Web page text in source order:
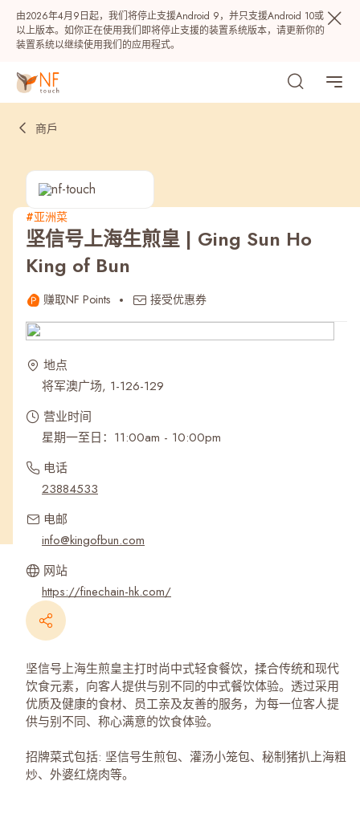
由2026年4月9日起，我们将停止支援Android 9，并只支援Android 10或
以上版本。如你正在使用我们即将停止支援的装置系统版本，请更新你的
装置系统以继续使用我们的应用程式。
热门
最近搜寻纪录
商戶
#亚洲菜
坚信号上海生煎皇 | Ging Sun Ho
King of Bun
赚取NF Points 接受优惠券
地点
将军澳广场, 1-126-129
营业时间
星期一至日：11:00am - 10:00pm
电话
23884533
电邮
info@kingofbun.com
网站
https://finechain-hk.com/
坚信号上海生煎皇主打时尚中式轻食餐饮，揉合传统和现代
饮食元素，向客人提供与别不同的中式餐饮体验。透过采用
优质及健康的食材、员工亲及友善的服务，为每一位客人提
供与别不同、称心满意的饮食体验。
招牌菜式包括: 坚信号生煎包、灌汤小笼包、秘制猪扒上海粗
炒、外婆红烧肉等。